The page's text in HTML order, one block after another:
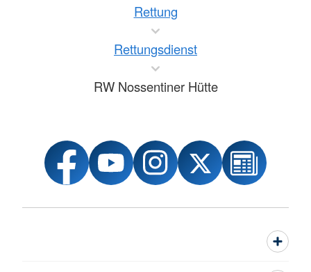
Rettung
Rettungsdienst
RW Nossentiner Hütte